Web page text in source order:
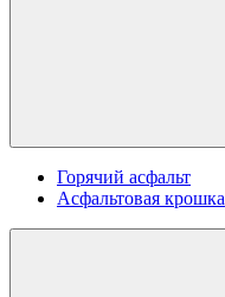
Горячий асфальт
Асфальтовая крошка